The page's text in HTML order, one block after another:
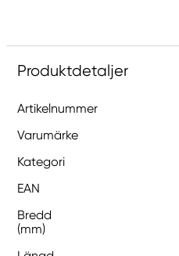
Produktdetaljer
Artikelnummer
Varumärke
Kategori
EAN
Bredd
(mm)